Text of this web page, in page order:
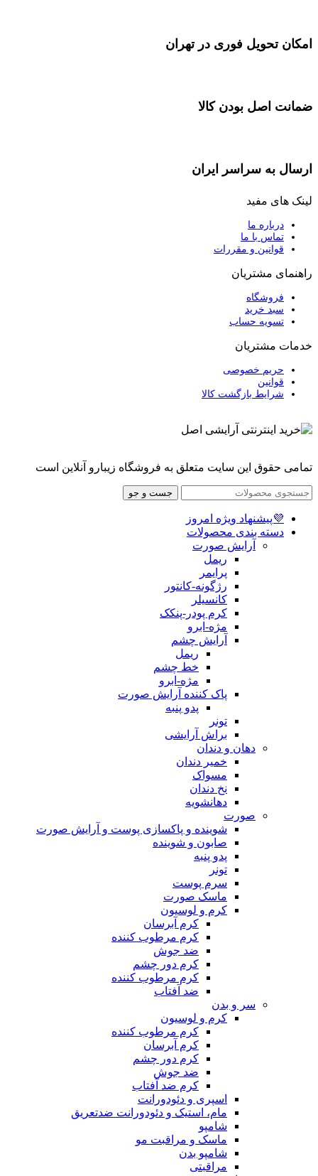
امکان تحویل فوری در تهران
ضمانت اصل بودن کالا
ارسال به سراسر ایران
لینک های مفید
درباره ما
تماس با ما
قوانین و مقررات
راهنمای مشتریان
فروشگاه
سبد خرید
تسویه حساب
خدمات مشتریان
حریم خصوصی
قوانین
شرایط بازگشت کالا
تمامی حقوق این سایت متعلق به فروشگاه زیبارو آنلاین است
جست و جو
💜پیشنهاد ویژه امروز
دسته بندی محصولات
آرایش صورت
ریمل
پرایمر
رژگونه-کانتور
کانسیلر
کرم پودر-پنکک
مژه-ابرو
آرایش چشم
ریمل
خط چشم
مژه-ابرو
پاک کننده آرایش صورت
پدو پنبه
تونر
براش آرایشی
دهان و دندان
خمیر دندان
مسواک
نخ دندان
دهانشویه
صورت
شوینده و پاکسازی پوست و آرایش صورت
صابون و شوینده
پدو پنبه
تونر
سرم پوست
ماسک صورت
کرم و لوسیون
کرم آبرسان
کرم مرطوب کننده
ضد جوش
کرم دور چشم
کرم مرطوب کننده
ضد آفتاب
سر و بدن
کرم و لوسیون
کرم مرطوب کننده
کرم آبرسان
کرم دور چشم
ضد جوش
کرم ضد آفتاب
اسپری و دئودورانت
مام، استیک و دئودورانت ضدتعریق
شامپو
ماسک و مراقبت مو
شامپو بدن
مراقبتی